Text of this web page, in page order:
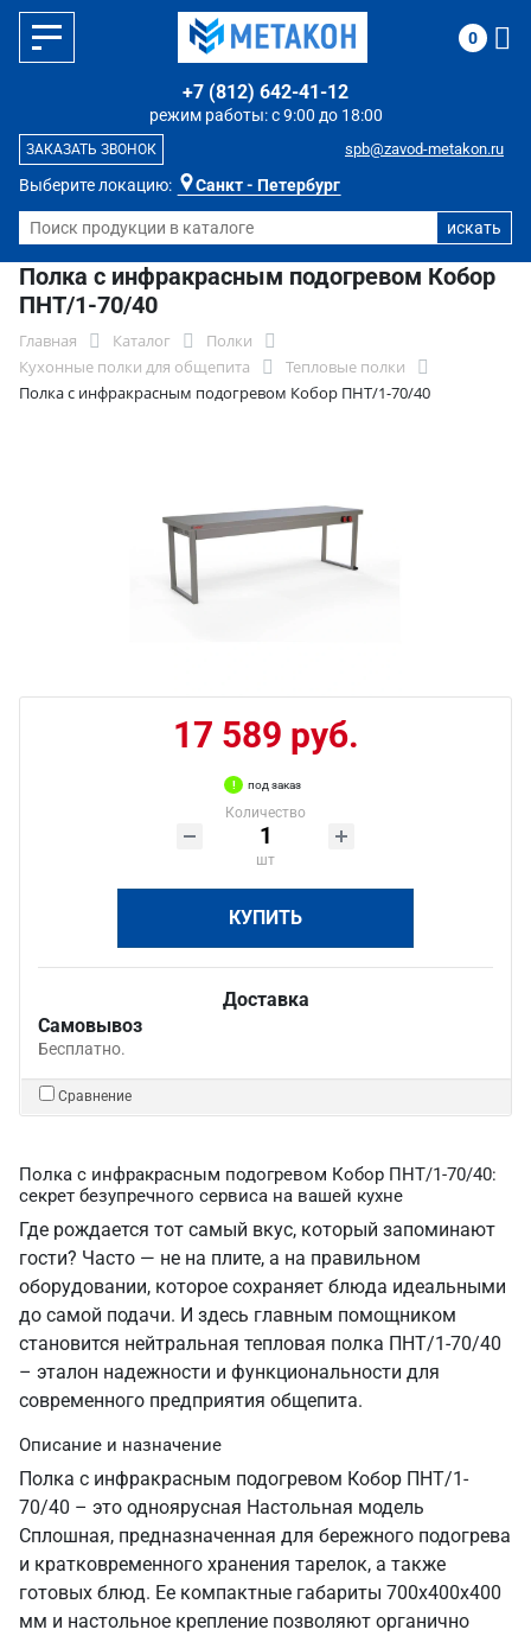
Выберите локацию: Санкт - Петербург
режим работы: с 9:00 до 18:00
+7 (812) 642-41-12
spb@zavod-metakon.ru
ЗАКАЗАТЬ ЗВОНОК
0
Полка с инфракрасным подогревом Кобор
ПНТ/1-70/40
Главная Каталог
Полки
Кухонные полки для общепита
Тепловые полки
Полка с инфракрасным подогревом Кобор ПНТ/1-70/40
17 589 руб.
под заказ
Количество
шт
КУПИТЬ
Доставка
Самовывоз
Бесплатно.
Сравнение
Полка с инфракрасным подогревом Кобор ПНТ/1-70/40:
секрет безупречного сервиса на вашей кухне
Где рождается тот самый вкус, который запоминают
гости? Часто — не на плите, а на правильном
оборудовании, которое сохраняет блюда идеальными
до самой подачи. И здесь главным помощником
становится нейтральная тепловая полка ПНТ/1-70/40
– эталон надежности и функциональности для
современного предприятия общепита.
Описание и назначение
Полка с инфракрасным подогревом Кобор ПНТ/1-
70/40 – это одноярусная Настольная модель
Сплошная, предназначенная для бережного подогрева
и кратковременного хранения тарелок, а также
готовых блюд. Ее компактные габариты 700х400х400
мм и настольное крепление позволяют органично